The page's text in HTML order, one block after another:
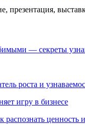
презентация,
— секреты
роста и
игру в бизнесе
ценность